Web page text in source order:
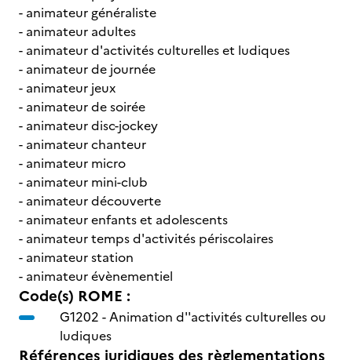
- animateur généraliste
- animateur adultes
- animateur d'activités culturelles et ludiques
- animateur de journée
- animateur jeux
- animateur de soirée
- animateur disc-jockey
- animateur chanteur
- animateur micro
- animateur mini-club
- animateur découverte
- animateur enfants et adolescents
- animateur temps d'activités périscolaires
- animateur station
- animateur évènementiel
Code(s) ROME :
G1202 -Animation d''activités culturelles ou
ludiques